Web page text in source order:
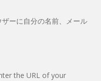
ーに自分の名前、メール
the URL of your